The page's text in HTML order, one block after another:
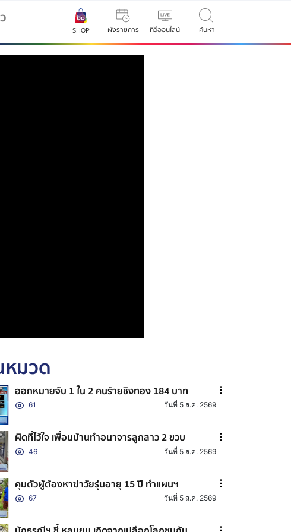
SHOP ผังรายการ ทีวีออนไลน์ ค้นหา
หมวด
ออกหมายจับ 1 ใน 2 คนร้ายชิงทอง 184 บาท
61 วันที่ 5 ส.ค. 2569
ผิดที่ไว้ใจ เพื่อนบ้านทำอนาจารลูกสาว 2 ขวบ
46 วันที่ 5 ส.ค. 2569
คุมตัวผู้ต้องหาฆ่าวัยรุ่นอายุ 15 ปี ทำแผนฯ
67 วันที่ 5 ส.ค. 2569